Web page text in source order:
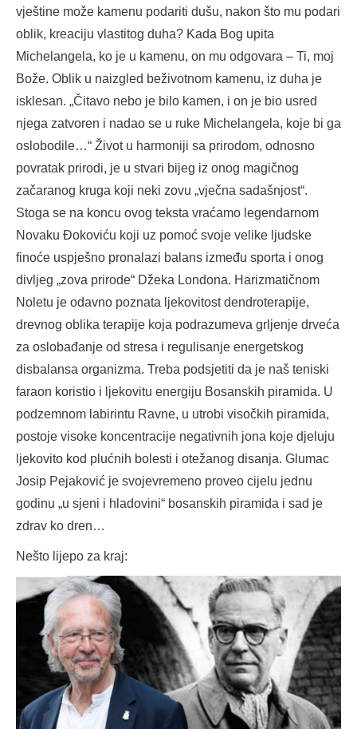
vještine može kamenu podariti dušu, nakon što mu podari
oblik, kreaciju vlastitog duha? Kada Bog upita
Michelangela, ko je u kamenu, on mu odgovara – Ti, moj
Bože. Oblik u naizgled beživotnom kamenu, iz duha je
isklesan. „Čitavo nebo je bilo kamen, i on je bio usred
njega zatvoren i nadao se u ruke Michelangela, koje bi ga
oslobodile…“ Život u harmoniji sa prirodom, odnosno
povratak prirodi, je u stvari bijeg iz onog magičnog
začaranog kruga koji neki zovu „vječna sadašnjost“.
Stoga se na koncu ovog teksta vraćamo legendarnom
Novaku Đokoviću koji uz pomoć svoje velike ljudske
finoće uspješno pronalazi balans između sporta i onog
divljeg „zova prirode“ Džeka Londona. Harizmatičnom
Noletu je odavno poznata ljekovitost dendroterapije,
drevnog oblika terapije koja podrazumeva grljenje drveća
za oslobađanje od stresa i regulisanje energetskog
disbalansa organizma. Treba podsjetiti da je naš teniski
faraon koristio i ljekovitu energiju Bosanskih piramida. U
podzemnom labirintu Ravne, u utrobi visočkih piramida,
postoje visoke koncentracije negativnih jona koje djeluju
ljekovito kod plućnih bolesti i otežanog disanja. Glumac
Josip Pejaković je svojevremeno proveo cijelu jednu
godinu „u sjeni i hladovini“ bosanskih piramida i sad je
zdrav ko dren…
Nešto lijepo za kraj: